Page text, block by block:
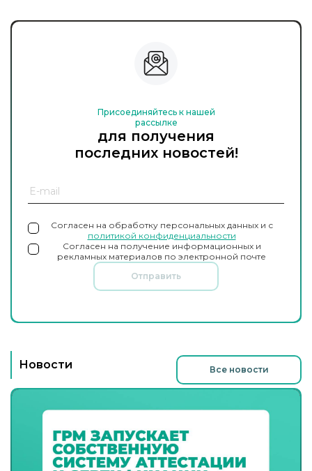
Присоединяйтесь к нашей
рассылке
для получения
последних новостей!
Согласен на обработку персональных данных и с
политикой конфиденциальности
Согласен на получение информационных и
рекламных материалов по электронной почте
Отправить
Новости Все новости